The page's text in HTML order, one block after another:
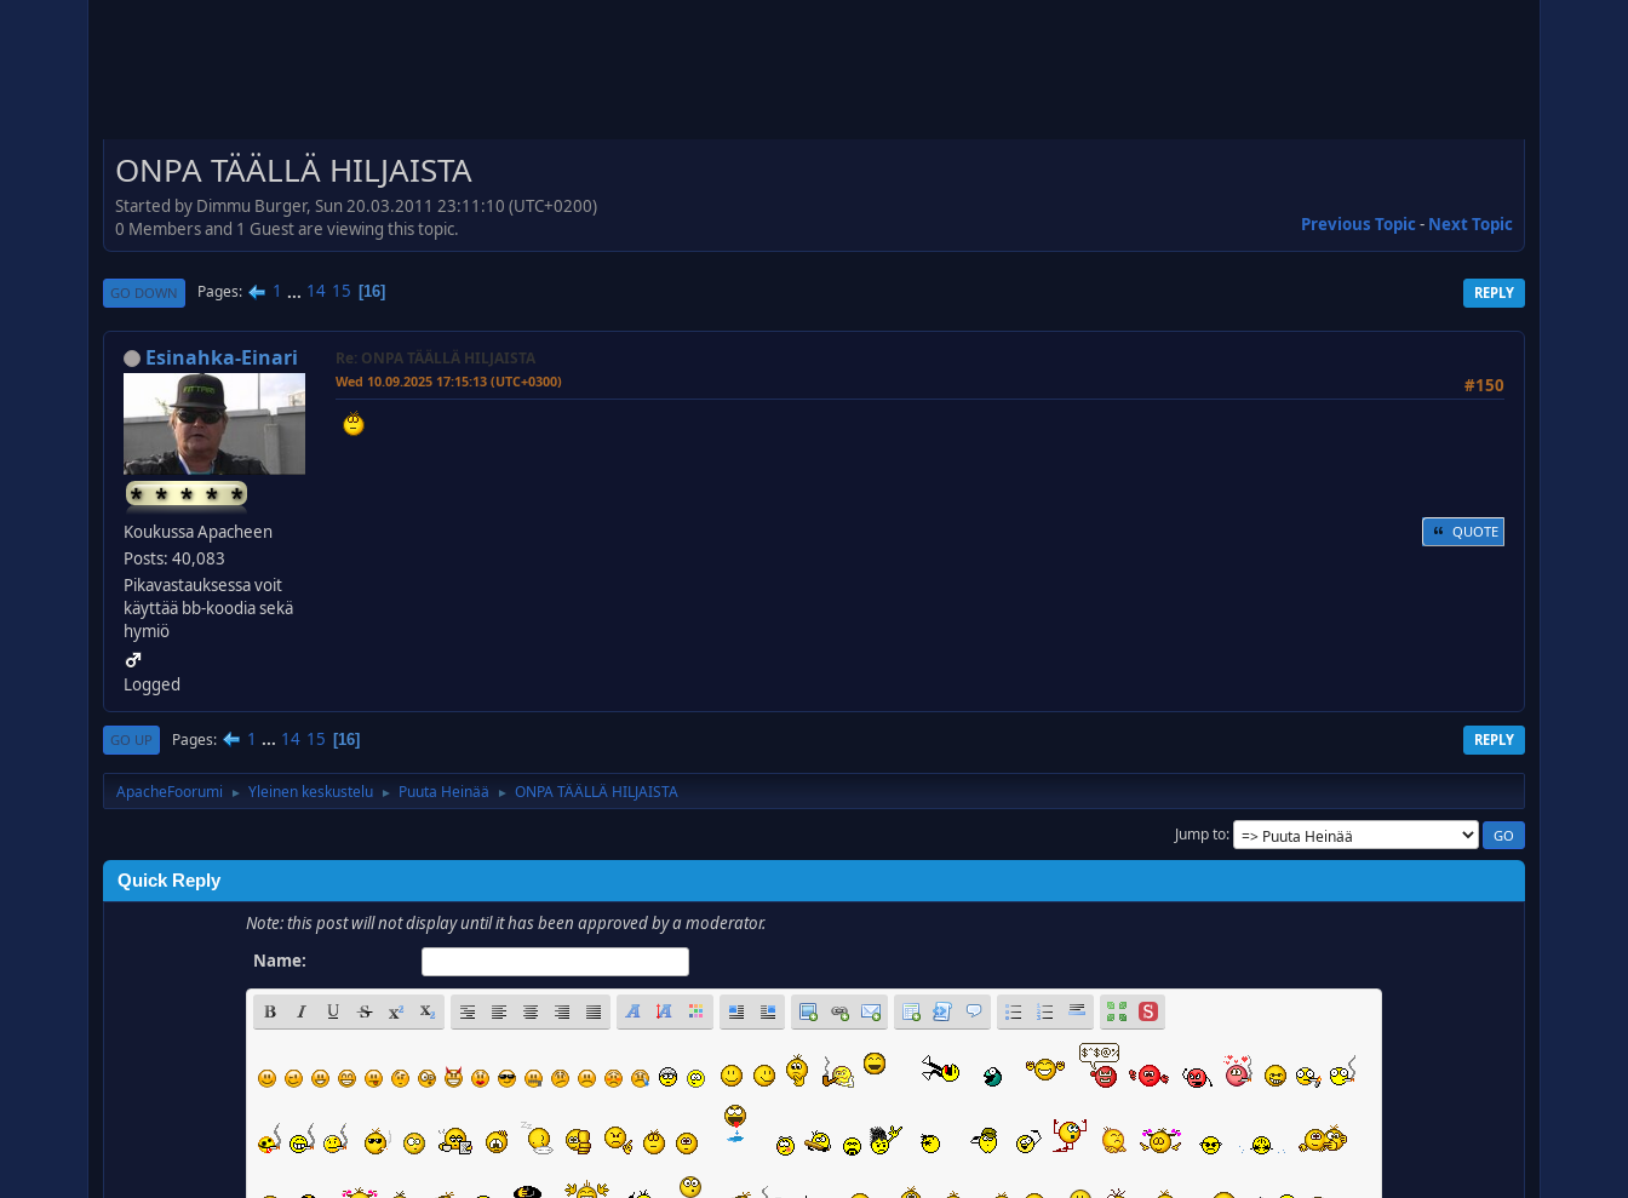
ONPA TÄÄLLÄ HILJAISTA
Started by Dimmu Burger, Sun 20.03.2011 23:11:10 (UTC+0200)
Previous Topic- Next Topic
0 Members and 1 Guest are viewing this topic.
REPLY
GO DOWN Pages 1 ... 14 15 16
Esinahka-Einari
Koukussa Apacheen
Posts: 40,083
Pikavastauksessa voit
käyttää bb-koodia sekä
hymiö
Logged
Re: ONPA TÄÄLLÄ HILJAISTA
#150
Wed 10.09.2025 17:15:13 (UTC+0300)
QUOTE
REPLY
GO UP Pages 1 ... 14 15 16
ApacheFoorumi ► Yleinen keskustelu ► Puuta Heinää ► ONPA TÄÄLLÄ HILJAISTA
Jump to
Quick Reply
Note: this post will not display until it has been approved by a moderator.
Name: